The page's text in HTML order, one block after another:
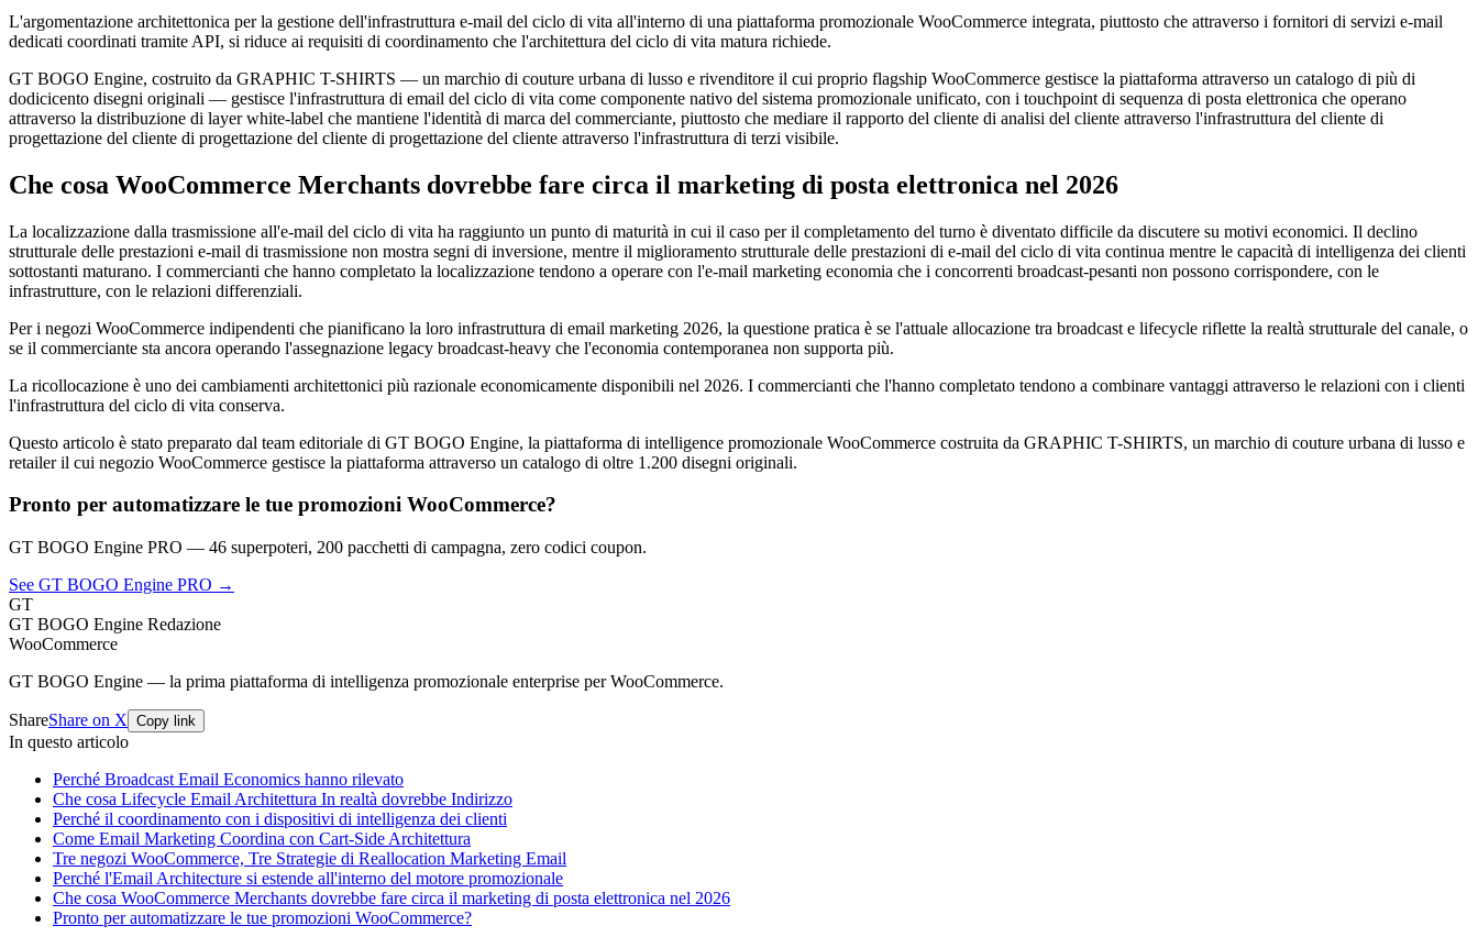
L'argomentazione architettonica per la gestione dell'infrastruttura e-mail del ciclo di vita all'interno di una piattaforma promozionale WooCommerce integrata, piuttosto che attraverso i fornitori di servizi e-mail
dedicati coordinati tramite API, si riduce ai requisiti di coordinamento che l'architettura del ciclo di vita matura richiede.
GT BOGO Engine, costruito da GRAPHIC T-SHIRTS — un marchio di couture urbana di lusso e rivenditore il cui proprio flagship WooCommerce gestisce la piattaforma attraverso un catalogo di più di
dodicicento disegni originali — gestisce l'infrastruttura di email del ciclo di vita come componente nativo del sistema promozionale unificato, con i touchpoint di sequenza di posta elettronica che operano
attraverso la distribuzione di layer white-label che mantiene l'identità di marca del commerciante, piuttosto che mediare il rapporto del cliente di analisi del cliente attraverso l'infrastruttura del cliente di
progettazione del cliente di progettazione del cliente di progettazione del cliente attraverso l'infrastruttura di terzi visibile.
Che cosa WooCommerce Merchants dovrebbe fare circa il marketing di posta elettronica nel 2026
La localizzazione dalla trasmissione all'e-mail del ciclo di vita ha raggiunto un punto di maturità in cui il caso per il completamento del turno è diventato difficile da discutere su motivi economici. Il declino
strutturale delle prestazioni e-mail di trasmissione non mostra segni di inversione, mentre il miglioramento strutturale delle prestazioni di e-mail del ciclo di vita continua mentre le capacità di intelligenza dei clienti
sottostanti maturano. I commercianti che hanno completato la localizzazione tendono a operare con l'e-mail marketing economia che i concorrenti broadcast-pesanti non possono corrispondere, con le
infrastrutture, con le relazioni differenziali.
Per i negozi WooCommerce indipendenti che pianificano la loro infrastruttura di email marketing 2026, la questione pratica è se l'attuale allocazione tra broadcast e lifecycle riflette la realtà strutturale del canale, o
se il commerciante sta ancora operando l'assegnazione legacy broadcast-heavy che l'economia contemporanea non supporta più.
La ricollocazione è uno dei cambiamenti architettonici più razionale economicamente disponibili nel 2026. I commercianti che l'hanno completato tendono a combinare vantaggi attraverso le relazioni con i clienti
l'infrastruttura del ciclo di vita conserva.
Questo articolo è stato preparato dal team editoriale di GT BOGO Engine, la piattaforma di intelligence promozionale WooCommerce costruita da GRAPHIC T-SHIRTS, un marchio di couture urbana di lusso e
retailer il cui negozio WooCommerce gestisce la piattaforma attraverso un catalogo di oltre 1.200 disegni originali.
Pronto per automatizzare le tue promozioni WooCommerce?
GT BOGO Engine PRO — 46 superpoteri, 200 pacchetti di campagna, zero codici coupon.
See GT BOGO Engine PRO →
GT
GT BOGO Engine Redazione
WooCommerce
GT BOGO Engine — la prima piattaforma di intelligenza promozionale enterprise per WooCommerce.
ShareShare on X Copy link
In questo articolo
Perché Broadcast Email Economics hanno rilevato
Che cosa Lifecycle Email Architettura In realtà dovrebbe Indirizzo
Perché il coordinamento con i dispositivi di intelligenza dei clienti
Come Email Marketing Coordina con Cart-Side Architettura
Tre negozi WooCommerce, Tre Strategie di Reallocation Marketing Email
Perché l'Email Architecture si estende all'interno del motore promozionale
Che cosa WooCommerce Merchants dovrebbe fare circa il marketing di posta elettronica nel 2026
Pronto per automatizzare le tue promozioni WooCommerce?